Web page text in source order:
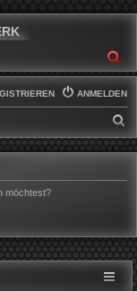
ANMELDEN
U
möchtest?